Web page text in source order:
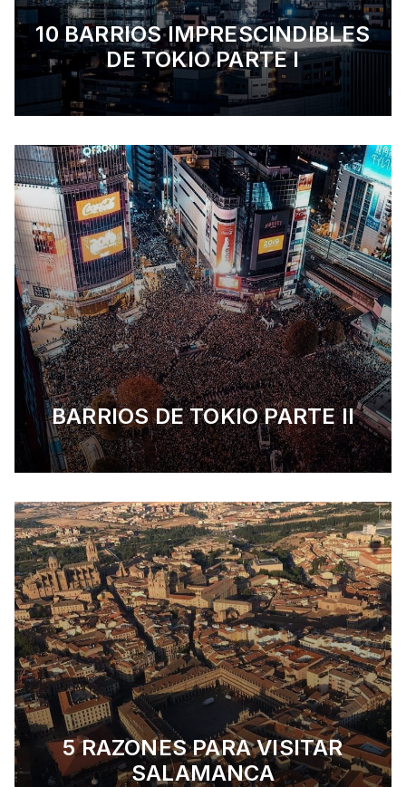
10 BARRIOS IMPRESCINDIBLES
DE TOKIO PARTE I
BARRIOS DE TOKIO PARTE II
5 RAZONES PARA VISITAR
SALAMANCA